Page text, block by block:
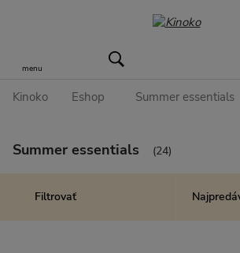
menu
Kinoko Eshop Summer essentials
Summer essentials (24)
Filtrovať